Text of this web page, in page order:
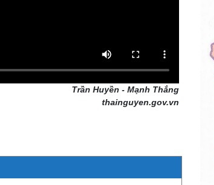
Trần Huyền - Mạnh Thắng
thainguyen.gov.vn